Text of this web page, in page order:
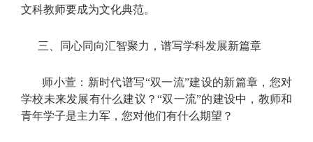
文科教师要成为文化典范。
三、同心同向汇智聚力，谱写学科发展新篇章
师小萱：新时代谱写“双一流”建设的新篇章，您对
学校未来发展有什么建议？“双一流”的建设中，教师和
青年学子是主力军，您对他们有什么期望？